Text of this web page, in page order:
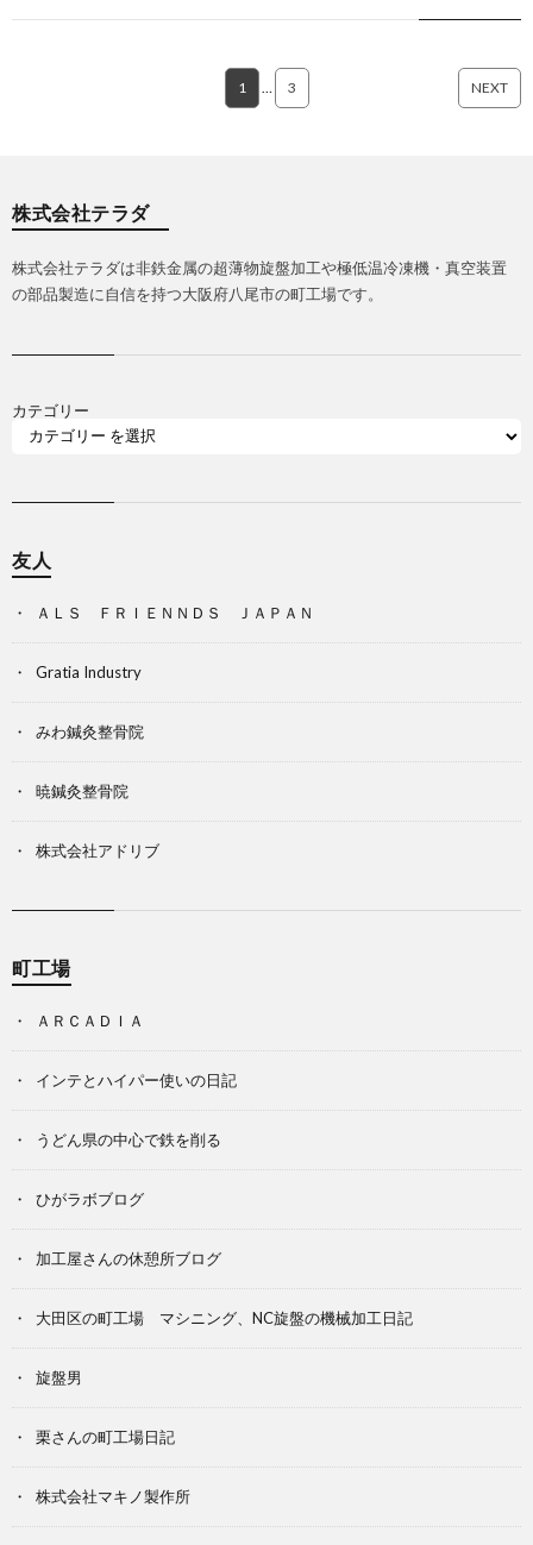
1 … 3 NEXT
株式会社テラダ
株式会社テラダは非鉄金属の超薄物旋盤加工や極低温冷凍機・真空装置
の部品製造に自信を持つ大阪府八尾市の町工場です。
カテゴリー
友人
ＡＬＳ ＦＲＩＥＮＮＤＳ ＪＡＰＡＮ
Gratia Industry
みわ鍼灸整骨院
暁鍼灸整骨院
株式会社アドリブ
町工場
ＡＲＣＡＤＩＡ
インテとハイパー使いの日記
うどん県の中心で鉄を削る
ひがラボブログ
加工屋さんの休憩所ブログ
大田区の町工場 マシニング、NC旋盤の機械加工日記
旋盤男
栗さんの町工場日記
株式会社マキノ製作所